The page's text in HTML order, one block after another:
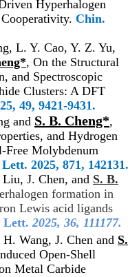
Hyperhalogen
Chin.
L. Y. Cao, Y. Z. Yu,
, On the Structural
and Spectroscopic
Clusters: A DFT
49, 9421-9431.
and S. B. Cheng*,
and Hydrogen
Free Molybdenum
Lett. 2025, 871, 142131.
Liu, J. Chen, and S. B.
formation in
Lewis acid ligands
Lett. 2025, 36, 111177.
Wang, J. Chen and S.
Open-Shell
Metal Carbide